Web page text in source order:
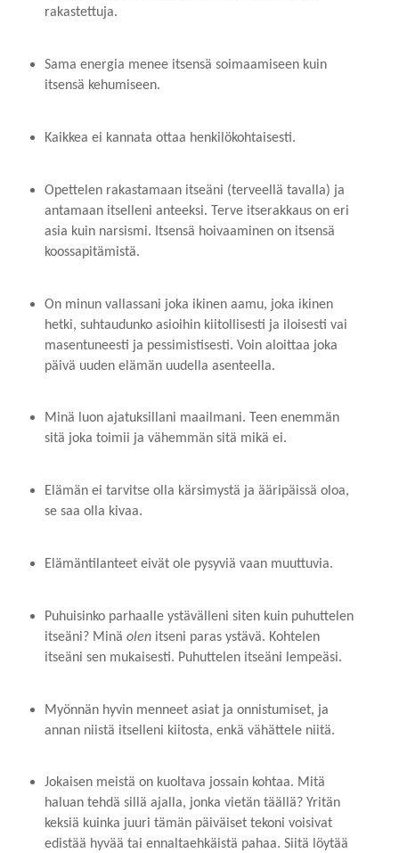
rakastettuja.
Sama energia menee itsensä soimaamiseen kuin
itsensä kehumiseen.
Kaikkea ei kannata ottaa henkilökohtaisesti.
Opettelen rakastamaan itseäni (terveellä tavalla) ja
antamaan itselleni anteeksi. Terve itserakkaus on eri
asia kuin narsismi. Itsensä hoivaaminen on itsensä
koossapitämistä.
On minun vallassani joka ikinen aamu, joka ikinen
hetki, suhtaudunko asioihin kiitollisesti ja iloisesti vai
masentuneesti ja pessimistisesti. Voin aloittaa joka
päivä uuden elämän uudella asenteella.
Minä luon ajatuksillani maailmani. Teen enemmän
sitä joka toimii ja vähemmän sitä mikä ei.
Elämän ei tarvitse olla kärsimystä ja ääripäissä oloa,
se saa olla kivaa.
Elämäntilanteet eivät ole pysyviä vaan muuttuvia.
Puhuisinko parhaalle ystävälleni siten kuin puhuttelen
itseäni? Minä olenitseni paras ystävä. Kohtelen
itseäni sen mukaisesti. Puhuttelen itseäni lempeäsi.
Myönnän hyvin menneet asiat ja onnistumiset, ja
annan niistä itselleni kiitosta, enkä vähättele niitä.
Jokaisen meistä on kuoltava jossain kohtaa. Mitä
haluan tehdä sillä ajalla, jonka vietän täällä? Yritän
keksiä kuinka juuri tämän päiväiset tekoni voisivat
edistää hyvää tai ennaltaehkäistä pahaa. Siitä löytää